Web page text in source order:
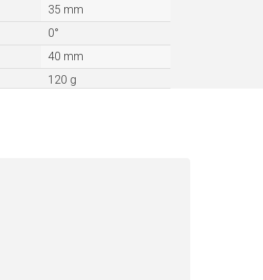
35 mm
0°
40 mm
120 g